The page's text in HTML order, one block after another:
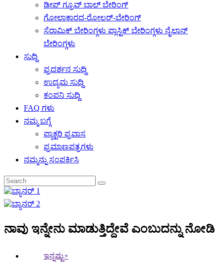
ಡೀಪ್ ಗ್ರೂವ್ ಬಾಲ್ ಬೇರಿಂಗ್
ಗೋಲಾಕಾರದ-ರೋಲರ್-ಬೇರಿಂಗ್
ಸೆರಾಮಿಕ್ ಬೇರಿಂಗ್ಗಳು ಪ್ಲಾಸ್ಟಿಕ್ ಬೇರಿಂಗ್ಗಳು ನೈಲಾನ್
ಬೇರಿಂಗ್ಗಳು
ಸುದ್ದಿ
ಪ್ರದರ್ಶನ ಸುದ್ದಿ
ಉದ್ಯಮ ಸುದ್ದಿ
ಕಂಪನಿ ಸುದ್ದಿ
FAQ ಗಳು
ನಮ್ಮ ಬಗ್ಗೆ
ಫ್ಯಾಕ್ಟರಿ ಪ್ರವಾಸ
ಪ್ರಮಾಣಪತ್ರಗಳು
ನಮ್ಮನ್ನು ಸಂಪರ್ಕಿಸಿ
ನಾವು ಇನ್ನೇನು ಮಾಡುತ್ತಿದ್ದೇವೆ ಎಂಬುದನ್ನು ನೋಡಿ
ಇನ್ನಷ್ಟು+